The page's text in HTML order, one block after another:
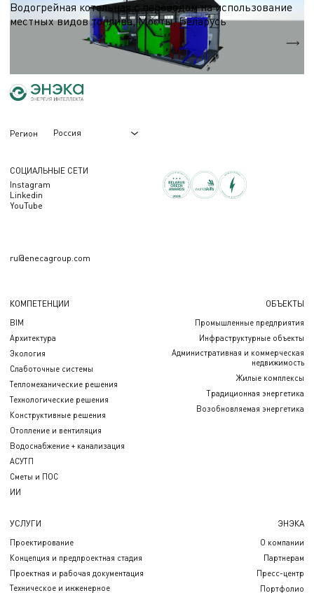
Водогрейная котельная с переводом на использование
местных видов топлива, Мосты, Беларусь
Суммарная мощность
Регион Россия
СОЦИАЛЬНЫЕ СЕТИ
Instagram
Linkedin
YouTube
ru@enecagroup.com
КОМПЕТЕНЦИИ
BIM
Архитектура
Экология
Слаботочные системы
Тепломеханические решения
Технологические решения
Конструктивные решения
Отопление и вентиляция
Водоснабжение + канализация
АСУТП
Сметы и ПОС
ИИ
ОБЪЕКТЫ
Промышленные предприятия
Инфраструктурные объекты
Административная и коммерческая
недвижимость
Жилые комплексы
Традиционная энергетика
Возобновляемая энергетика
УСЛУГИ
Проектирование
Концепция и предпроектная стадия
Проектная и рабочая документация
Техническое и инженерное
ЭНЭКА
О компании
Партнерам
Пресс-центр
Портфолио